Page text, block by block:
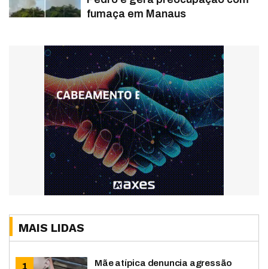
fumaça em Manaus
MAIS LIDAS
Mãe atípica denuncia agressão